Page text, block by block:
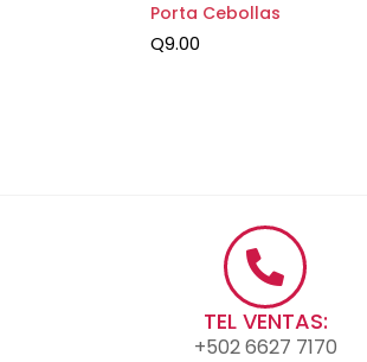
Porta Cebollas
Q9.00
TEL VENTAS:
+502 6627 7170